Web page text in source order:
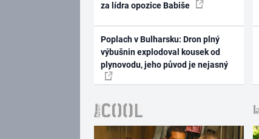
za lídra opozice Babiše
Poplach v Bulharsku: Dron plný
výbušnin explodoval kousek od
plynovodu, jeho původ je nejasný